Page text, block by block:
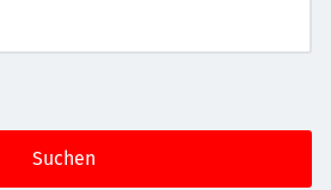
Suchen